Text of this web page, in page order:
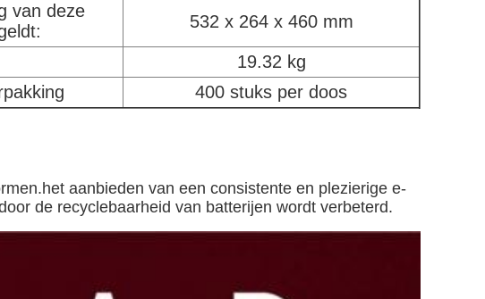
van deze
532 x 264 x 460 mm
19.32 kg
400 stuks per doos
aanbieden van een consistente en plezierige e-
de recyclebaarheid van batterijen wordt verbeterd.